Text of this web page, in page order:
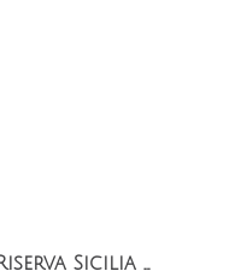
SorelleSala Rosso Riserva Sicilia DOC